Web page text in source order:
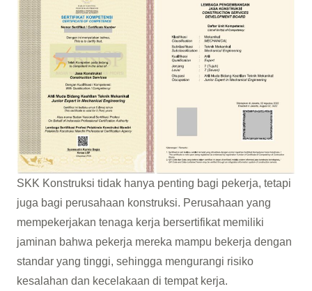
SKK Konstruksi tidak hanya penting bagi pekerja, tetapi
juga bagi perusahaan konstruksi. Perusahaan yang
mempekerjakan tenaga kerja bersertifikat memiliki
jaminan bahwa pekerja mereka mampu bekerja dengan
standar yang tinggi, sehingga mengurangi risiko
kesalahan dan kecelakaan di tempat kerja.